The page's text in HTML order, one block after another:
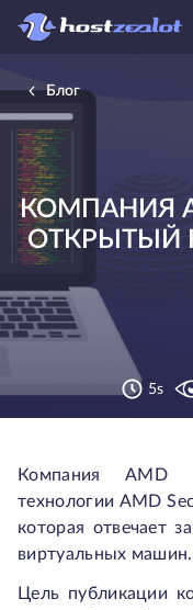
Блог
КОМПАНИЯ
ОТКРЫТЫЙ
5s
Компания AMD
технологии AMD
которая отвечает
виртуальных машин.
Цель публикации